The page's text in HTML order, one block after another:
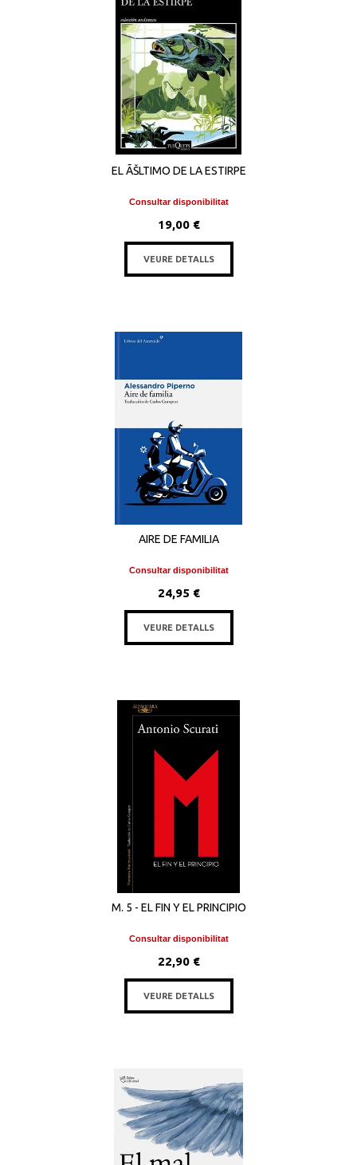
EL ÃŠLTIMO DE LA ESTIRPE
Consultar disponibilitat
19,00 €
VEURE DETALLS
AIRE DE FAMILIA
Consultar disponibilitat
24,95 €
VEURE DETALLS
M. 5 - EL FIN Y EL PRINCIPIO
Consultar disponibilitat
22,90 €
VEURE DETALLS